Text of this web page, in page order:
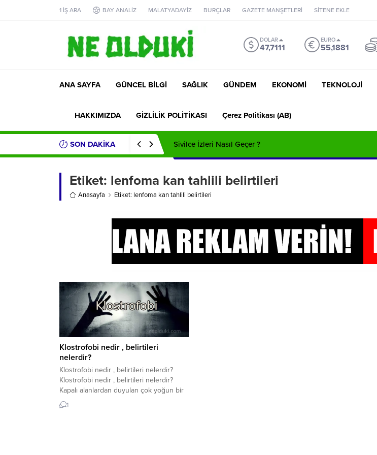
1 İŞ ARA BAY ANALİZ MALATYADAYİZ BURÇLAR GAZETE MANŞETLERİ SİTENE EKLE
DOLAR
47,7111
EURO
55,1881
ANA SAYFA GÜNCEL BİLGİ SAĞLIK GÜNDEM EKONOMİ TEKNOLOJİ
HAKKIMIZDA GİZLİLİK POLİTİKASI Çerez Politikası (AB)
SON DAKİKA Sivilce İzleri Nasıl Geçer ?
Etiket: lenfoma kan tahlili belirtileri
Anasayfa Etiket: lenfoma kan tahlili belirtileri
Klostrofobi nedir , belirtileri
nelerdir?
Klostrofobi nedir , belirtileri nelerdir?
Klostrofobi nedir , belirtileri nelerdir?
Kapalı alanlardan duyulan çok yoğun bir
korku olan klostrofobi, bir fobi türüdür.
Fobi terimi, derin, asılsız bir korku olarak
1